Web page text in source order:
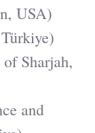
USA)
Sharjah,
and